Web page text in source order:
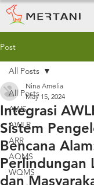
Post
All Posts
AWS
AWLR
ARR
AQMS
WQMS
All Posts
Integrasi
Sistem
Bencana
Perlindungan
dan
Nina Amelia
May 15, 2024